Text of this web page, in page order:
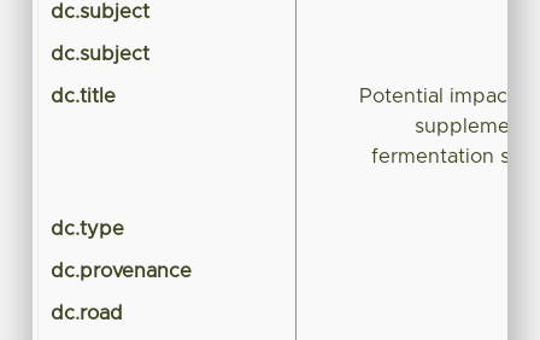
dc.subject
dc.subject
dc.title
Potential impacts
fermentation
dc.type
dc.provenance
dc.road